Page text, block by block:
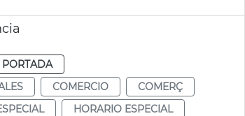
PORTADA
COMERCIO
COMERÇ
HORARIO ESPECIAL